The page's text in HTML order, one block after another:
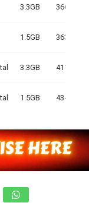
3.3GB 366
1.5GB 363
3.3GB 411
1.5GB 434